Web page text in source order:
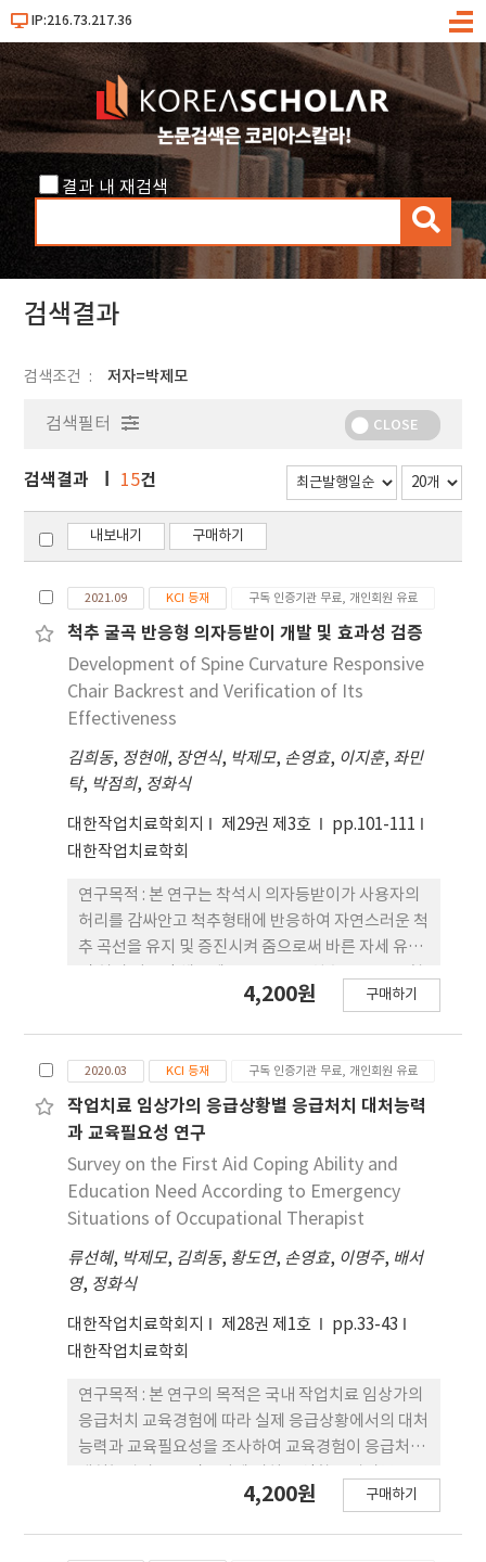
IP:216.73.217.36
메
결과 내 재검색
검
색
검색결과
검색조건 저자=박제모
검색필터 CLOSE
검색결과 15건
내보내기 구매하기
2021.09 KCI 등재 구독 인증기관 무료, 개인회원 유료
척추 굴곡 반응형 의자등받이 개발 및 효과성 검증
Development of Spine Curvature Responsive
Chair Backrest and Verification of Its
Effectiveness
김희동, 정현애, 장연식, 박제모, 손영효, 이지훈, 좌민
탁, 박점희, 정화식
대한작업치료학회지 제29권 제3호
pp.101-111
대한작업치료학회
연구목적 : 본 연구는 착석시 의자등받이가 사용자의
허리를 감싸안고 척추형태에 반응하여 자연스러운 척
추 곡선을 유지 및 증진시켜 줌으로써 바른 자세 유지
의자등받이를 개발하고 이의 효과를 과학적으로 검증
용자가 허리를 기댔을 때 등받이가 사용자의 척추라
인에 따라 반응하도록 하여 허리 전체가 등받이에 밀
착됨으로써 척추의 자연스러운 굴곡 형태를 유지하고
증진시키도록 개발하였다. 개발된 등받이의 효과성
검증을 위해 표준체형의 남자대학(원)생 10명을 피실
험자로 선정하여 동작분석기와 근전계를 활용하여 착
석시 척추 굴곡의 변화 측정과 척추 세움근의 활성도
를 측정하였다. 결과 : 개발된 등받이와 비교 대상 의
자에 착석시 척추 곡선 변화에 대한 동작분석기 평가
결과, 등받이 각도 105o부터 시작하여 리클라이닝 각
도가 125o로 커짐에 따라 요추의 전만곡과 흉추의 후
만곡이 커짐으로써 척추 곡선이 증진됨을 보였다. 근
전계를 활용한 척추 세움근(L5/S1)의 평가결과 개발
된 의자를 사용했을 때 모든 등받이 각도에서 사후 중
앙주파수 값이 사전 중앙주파수 값보다 높게 측정됨
으로써 피 로지수가 낮아졌음을 알 수 있었다. 결론 :
본 연구에서 개발한 척추 굴곡 반응형 등받이는 착석
4,200원 구매하기
2020.03 KCI 등재 구독 인증기관 무료, 개인회원 유료
작업치료 임상가의 응급상황별 응급처치 대처능력
과 교육필요성 연구
Survey on the First Aid Coping Ability and
Education Need According to Emergency
Situations of Occupational Therapist
류선혜, 박제모, 김희동, 황도연, 손영효, 이명주, 배서
영, 정화식
대한작업치료학회지 제28권 제1호
pp.33-43
대한작업치료학회
연구목적 : 본 연구의 목적은 국내 작업치료 임상가의
응급처치 교육경험에 따라 실제 응급상황에서의 대처
능력과 교육필요성을 조사하여 교육경험이 응급처치
써 향후 작업치료사의 역량강화를 위한 응급처치 교
4,200원 구매하기